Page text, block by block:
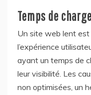
Temps de
Un site web lent
l’expérience
ayant un temps de
leur visibilité. Les
non optimisées, un